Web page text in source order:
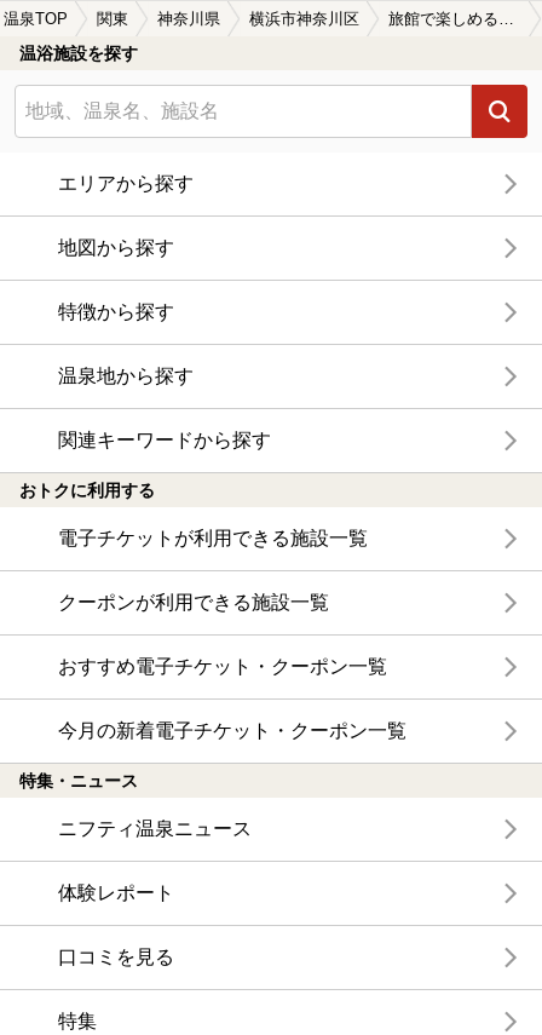
温泉TOP 関東 神奈川県 横浜市神奈川区 旅館で楽しめる横浜市神奈川区の温泉、日帰り温泉、スーパー銭湯おすすめ
温浴施設を探す
エリアから探す
地図から探す
特徴から探す
温泉地から探す
関連キーワードから探す
おトクに利用する
電子チケットが利用できる施設一覧
クーポンが利用できる施設一覧
おすすめ電子チケット・クーポン一覧
今月の新着電子チケット・クーポン一覧
特集・ニュース
ニフティ温泉ニュース
体験レポート
口コミを見る
特集